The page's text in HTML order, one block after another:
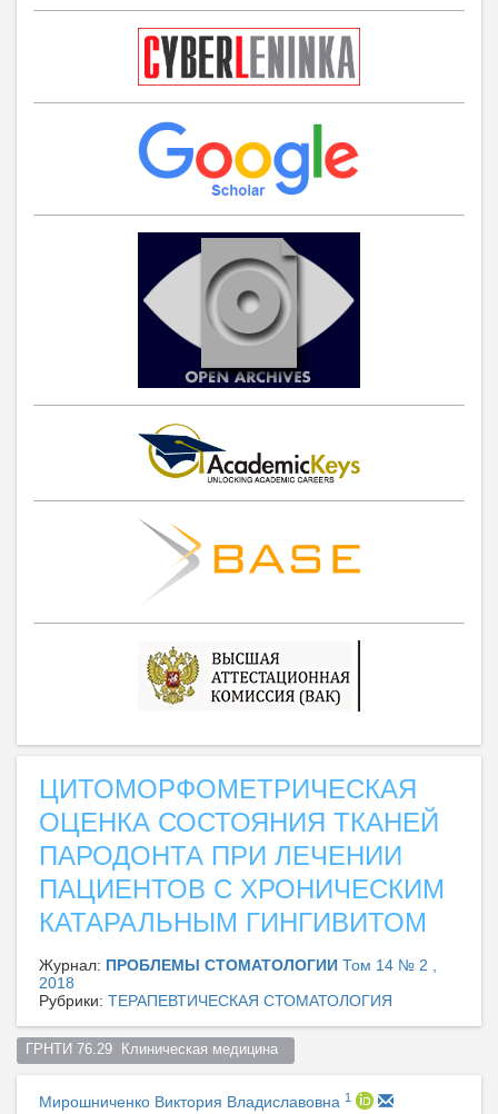
ЦИТОМОРФОМЕТРИЧЕСКАЯ
ОЦЕНКА СОСТОЯНИЯ ТКАНЕЙ
ПАРОДОНТА ПРИ ЛЕЧЕНИИ
ПАЦИЕНТОВ С ХРОНИЧЕСКИМ
КАТАРАЛЬНЫМ ГИНГИВИТОМ
Журнал: ПРОБЛЕМЫ СТОМАТОЛОГИИ Том 14 № 2 ,
2018
Рубрики: ТЕРАПЕВТИЧЕСКАЯ СТОМАТОЛОГИЯ
ГРНТИ 76.29  Клиническая медицина
Мирошниченко Виктория Владиславовна 1